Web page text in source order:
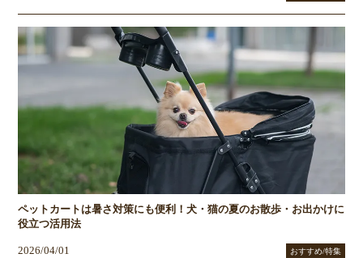
ペットカートは暑さ対策にも便利！犬・猫の夏のお散歩・お出かけに
役立つ活用法
2026/04/01 おすすめ/特集